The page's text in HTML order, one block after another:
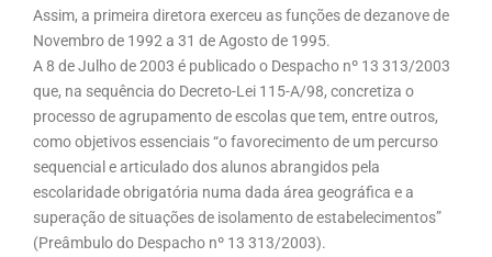
Assim, a primeira diretora exerceu as funções de dezanove de
Novembro de 1992 a 31 de Agosto de 1995.
A 8 de Julho de 2003 é publicado o Despacho nº 13 313/2003
que, na sequência do Decreto-Lei 115-A/98, concretiza o
processo de agrupamento de escolas que tem, entre outros,
como objetivos essenciais “o favorecimento de um percurso
sequencial e articulado dos alunos abrangidos pela
escolaridade obrigatória numa dada área geográfica e a
superação de situações de isolamento de estabelecimentos”
(Preâmbulo do Despacho nº 13 313/2003).